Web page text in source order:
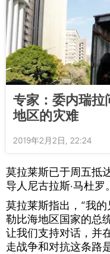
专家：委内瑞拉
地区的灾难
2019年2月2日, 22:24
莫拉莱斯已于周五抵
导人尼古拉斯·马杜罗。
莫拉莱斯指出，“我
勒比海地区国家的总
让我们支持对话，并
走战争和对抗这条路